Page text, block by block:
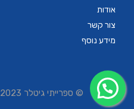
אודות
צור קשר
מידע נוסף
© ספרייתי גיטלר 2023